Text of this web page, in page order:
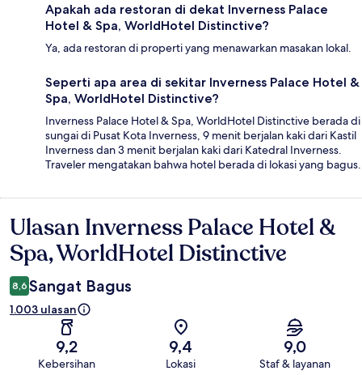
Apakah ada restoran di dekat Inverness Palace
Hotel & Spa, WorldHotel Distinctive?
Ya, ada restoran di properti yang menawarkan masakan lokal.
Seperti apa area di sekitar Inverness Palace Hotel &
Spa, WorldHotel Distinctive?
Inverness Palace Hotel & Spa, WorldHotel Distinctive berada di
sungai di Pusat Kota Inverness, 9 menit berjalan kaki dari Kastil
Inverness dan 3 menit berjalan kaki dari Katedral Inverness.
Traveler mengatakan bahwa hotel berada di lokasi yang bagus.
Ulasan
Ulasan Inverness Palace Hotel &
Spa, WorldHotel Distinctive
8,6 Sangat Bagus
1.003 ulasan
9,2
Kebersihan
9,4
Lokasi
9,0
Staf & layanan